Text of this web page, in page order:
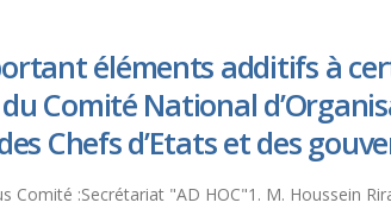
éléments additifs à
Comité National
Chefs d’Etats et des
:Secrétariat "AD HOC"1. M. Houssein